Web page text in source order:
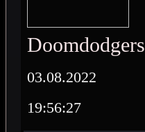
Doomdodgers
03.08.2022
19:56:27